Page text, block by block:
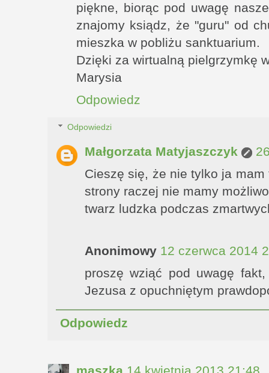
piękne, biorąc pod uwagę
znajomy ksiądz, że "guru" od
mieszka w pobliżu sanktuarium.
Dzięki za wirtualną pielgrzymkę
Marysia
Odpowiedz
Odpowiedzi
Małgorzata Matyjaszczyk
Cieszę się, że nie tylko ja
strony raczej nie mamy
twarz ludzka podczas
Anonimowy 12 czerwca 2014
proszę wziąć pod uwagę
Jezusa z opuchniętym
Odpowiedz